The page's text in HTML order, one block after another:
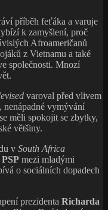
příběh feťáka a varuje
k zamyšlení, proč
Afroameričanů
z Vietnamu a také
společnosti. Mnozí
varoval před vlivem
nenápadné vymývání
měli spokojit se zbytky,
většiny.
v South Africa
PSP mezi mladými
o sociálních dopadech
prezidenta Richarda